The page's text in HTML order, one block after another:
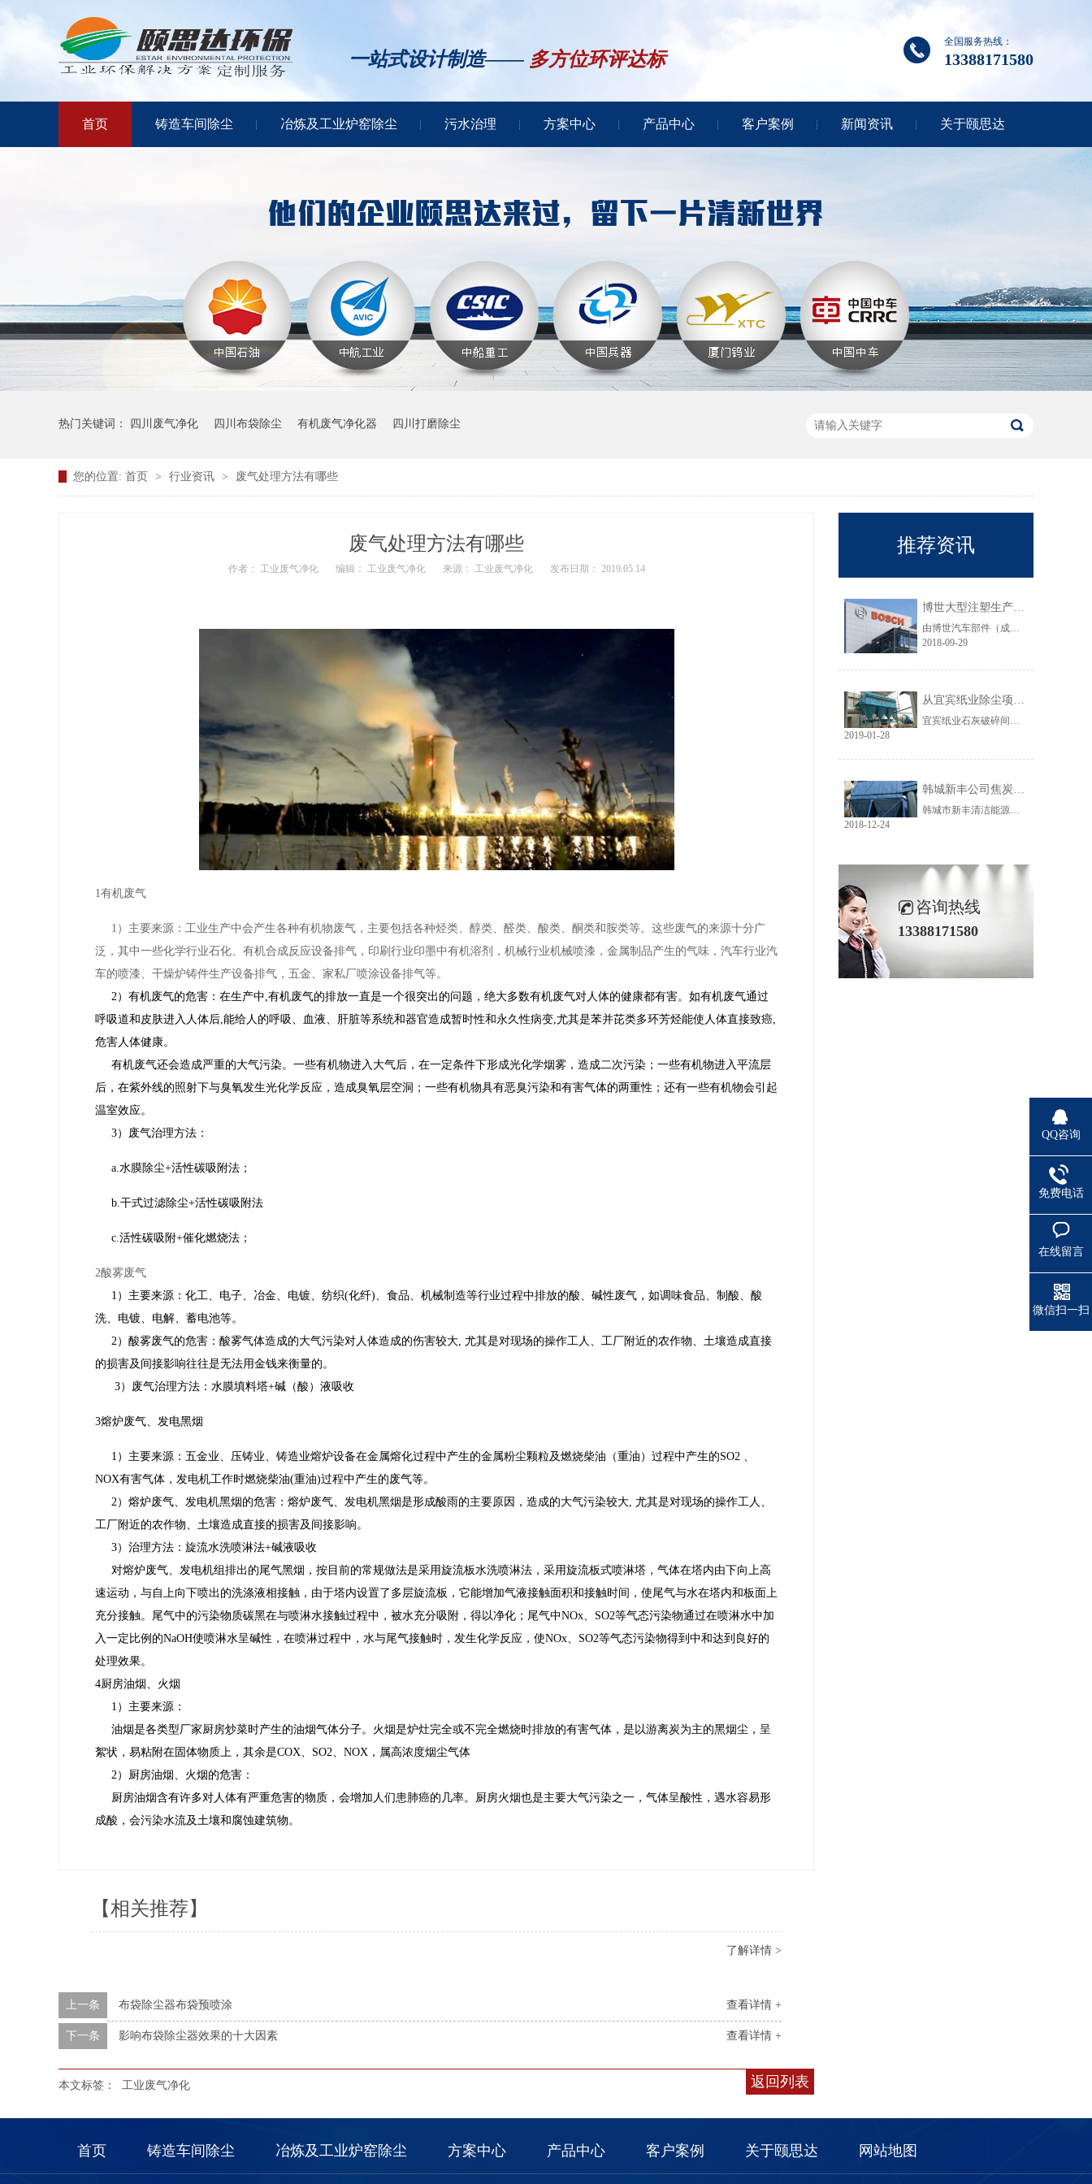
一站式设计制造—— 多方位环评达标
全国服务热线：
13388171580
首页 铸造车间除尘 冶炼及工业炉窑除尘 污水治理 方案中心 产品中心 客户案例 新闻资讯 关于颐思达
热门关键词： 四川废气净化 四川布袋除尘 有机废气净化器 四川打磨除尘
您的位置: 首页 > 行业资讯 > 废气处理方法有哪些
废气处理方法有哪些
作者： 工业废气净化 编辑： 工业废气净化 来源： 工业废气净化 发布日期： 2019.05.14
1有机废气
1）主要来源：工业生产中会产生各种有机物废气，主要包括各种烃类、醇类、醛类、酸类、酮类和胺类等。这些废气的来源十分广
泛，其中一些化学行业石化、有机合成反应设备排气，印刷行业印墨中有机溶剂，机械行业机械喷漆，金属制品产生的气味，汽车行业汽
车的喷漆、干燥炉铸件生产设备排气，五金、家私厂喷涂设备排气等。
2）有机废气的危害：在生产中,有机废气的排放一直是一个很突出的问题，绝大多数有机废气对人体的健康都有害。如有机废气通过
呼吸道和皮肤进入人体后,能给人的呼吸、血液、肝脏等系统和器官造成暂时性和永久性病变,尤其是苯并芘类多环芳烃能使人体直接致癌,
危害人体健康。
有机废气还会造成严重的大气污染。一些有机物进入大气后，在一定条件下形成光化学烟雾，造成二次污染；一些有机物进入平流层
后，在紫外线的照射下与臭氧发生光化学反应，造成臭氧层空洞；一些有机物具有恶臭污染和有害气体的两重性；还有一些有机物会引起
温室效应。
3）废气治理方法：
a.水膜除尘+活性碳吸附法；
b.干式过滤除尘+活性碳吸附法
c.活性碳吸附+催化燃烧法；
2酸雾废气
1）主要来源：化工、电子、冶金、电镀、纺织(化纤)、食品、机械制造等行业过程中排放的酸、碱性废气，如调味食品、制酸、酸
洗、电镀、电解、蓄电池等。
2）酸雾废气的危害：酸雾气体造成的大气污染对人体造成的伤害较大, 尤其是对现场的操作工人、工厂附近的农作物、土壤造成直接
的损害及间接影响往往是无法用金钱来衡量的。
3）废气治理方法：水膜填料塔+碱（酸）液吸收
3熔炉废气、发电黑烟
1）主要来源：五金业、压铸业、铸造业熔炉设备在金属熔化过程中产生的金属粉尘颗粒及燃烧柴油（重油）过程中产生的SO2 、
NOX有害气体，发电机工作时燃烧柴油(重油)过程中产生的废气等。
2）熔炉废气、发电机黑烟的危害：熔炉废气、发电机黑烟是形成酸雨的主要原因，造成的大气污染较大, 尤其是对现场的操作工人、
工厂附近的农作物、土壤造成直接的损害及间接影响。
3）治理方法：旋流水洗喷淋法+碱液吸收
对熔炉废气、发电机组排出的尾气黑烟，按目前的常规做法是采用旋流板水洗喷淋法，采用旋流板式喷淋塔，气体在塔内由下向上高
速运动，与自上向下喷出的洗涤液相接触，由于塔内设置了多层旋流板，它能增加气液接触面积和接触时间，使尾气与水在塔内和板面上
充分接触。尾气中的污染物质碳黑在与喷淋水接触过程中，被水充分吸附，得以净化；尾气中NOx、SO2等气态污染物通过在喷淋水中加
入一定比例的NaOH使喷淋水呈碱性，在喷淋过程中，水与尾气接触时，发生化学反应，使NOx、SO2等气态污染物得到中和达到良好的
处理效果。
4厨房油烟、火烟
1）主要来源：
油烟是各类型厂家厨房炒菜时产生的油烟气体分子。火烟是炉灶完全或不完全燃烧时排放的有害气体，是以游离炭为主的黑烟尘，呈
絮状，易粘附在固体物质上，其余是COX、SO2、NOX，属高浓度烟尘气体
2）厨房油烟、火烟的危害：
厨房油烟含有许多对人体有严重危害的物质，会增加人们患肺癌的几率。厨房火烟也是主要大气污染之一，气体呈酸性，遇水容易形
成酸，会污染水流及土壤和腐蚀建筑物。
【相关推荐】
了解详情 >
查看详情 +
上一条 布袋除尘器布袋预喷涂
查看详情 +
下一条 影响布袋除尘器效果的十大因素
返回列表
本文标签： 工业废气净化
推荐资讯
博世大型注塑生产线VOC净化工程圆满结束
由博世汽车部件（成都）有限公司委托颐思达设计、制造、安装的大型注塑生产线废气净化工程项目于近日全部竣工，试运行效果显示，运行结果完全符合设计要求。
2018-09-29
从宜宾纸业除尘项目成功范例看低成本环保
宜宾纸业石灰破碎间除尘工程于近期完工，在不足30立方的空间内集成了超过三个篮球场大小的过滤面积，处理风量达每小时7万立方，实现了小体积除尘器处理大风量，开启低成本环保的时代，给处在环保高压政策下不堪重负的企业主们带来福音......
2019-01-28
韩城新丰公司焦炭输送线除尘工程完美收官
韩城市新丰清洁能源科技有限公司隶属于上市公司黑猫焦化，焦炭输送线除尘系统于近期完美收官。该输送线共计500多米长，通过布置在高空走廊里的输送皮带连接为一条完整的生产线，过程分为投料、破碎、筛分、传送等工艺。整条输送线分四个转运站、两条分流线，将制备好的焦炭送入煤气生产工段。各个工艺阶段均有大量焦炭粉尘产生，这不仅严重影响现场职业卫生，而且因产尘点高，污染面覆盖范围广。
2018-12-24
咨询热线
13388171580
首页 铸造车间除尘 冶炼及工业炉窑除尘 方案中心 产品中心 客户案例 关于颐思达 网站地图
QQ咨询
免费电话
在线留言
微信扫一扫